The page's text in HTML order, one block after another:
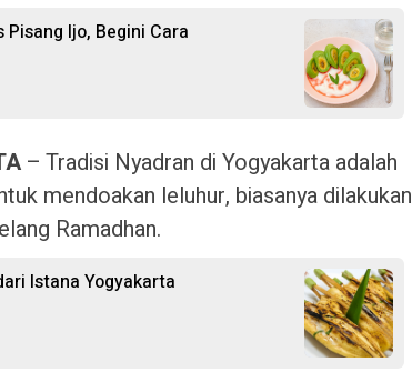
Pisang Ijo, Begini Cara
– Tradisi Nyadran di Yogyakarta adalah
mendoakan leluhur, biasanya dilakukan
Ramadhan.
Istana Yogyakarta